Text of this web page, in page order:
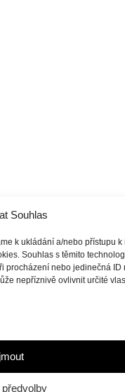
Souhlas
k ukládání a/nebo přístupu k
Souhlas s těmito
procházení nebo jedinečná ID
nepříznivě ovlivnit určité